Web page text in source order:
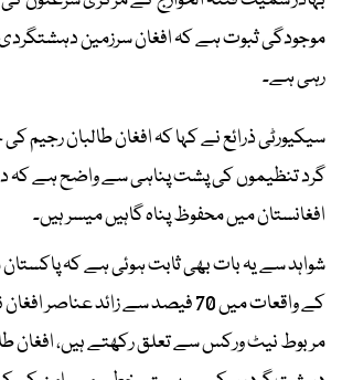
موجودگی ثبوت ہے کہ افغان سرزمین
رہی ہے۔
سیکیورٹی ذرائع نے کہا کہ افغان طالبان
گرد تنظیموں کی پشت پناہی سے واضح ہے کہ
افغانستان میں محفوظ پناہ گاہیں میسر ہیں۔
شواہد سے یہ بات بھی ثابت ہوئی ہے کہ
کے واقعات میں 70 فیصد سے زائد عناصر
مربوط نیٹ ورکس سے تعلق رکھتے ہیں، افغان